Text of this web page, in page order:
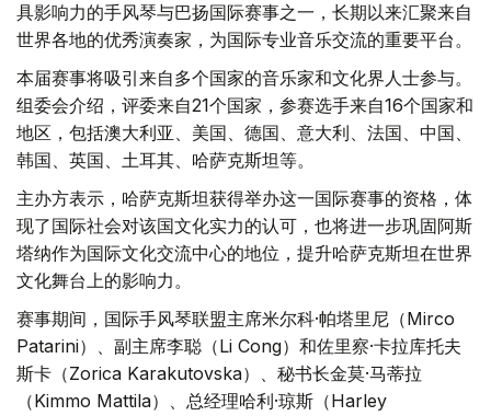
具影响力的手风琴与巴扬国际赛事之一，长期以来汇聚来自
世界各地的优秀演奏家，为国际专业音乐交流的重要平台。
本届赛事将吸引来自多个国家的音乐家和文化界人士参与。
组委会介绍，评委来自21个国家，参赛选手来自16个国家和
地区，包括澳大利亚、美国、德国、意大利、法国、中国、
韩国、英国、土耳其、哈萨克斯坦等。
主办方表示，哈萨克斯坦获得举办这一国际赛事的资格，体
现了国际社会对该国文化实力的认可，也将进一步巩固阿斯
塔纳作为国际文化交流中心的地位，提升哈萨克斯坦在世界
文化舞台上的影响力。
赛事期间，国际手风琴联盟主席米尔科·帕塔里尼（Mirco
Patarini）、副主席李聪（Li Cong）和佐里察·卡拉库托夫
斯卡（Zorica Karakutovska）、秘书长金莫·马蒂拉
（Kimmo Mattila）、总经理哈利·琼斯（Harley